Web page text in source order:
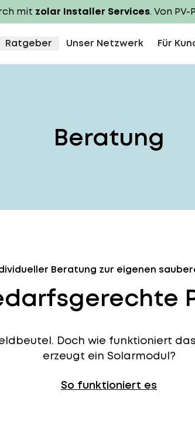
mit zolar Installer Services. Von
Ratgeber Unser Netzwerk Für
Beratung
Beratung zur eigenen
Doch wie funktioniert
erzeugt ein Solarmodul?
So funktioniert es